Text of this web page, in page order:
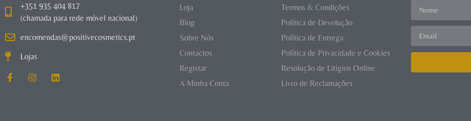
+351 935 404 817
(chamada para rede móvel nacional)
encomendas@positivecosmetics.pt
Lojas
Loja
Blog
Sobre Nós
Contactos
Registar
A Minha Conta
Termos & Condições
Política de Devolução
Política de Entrega
Política de Privacidade e Cookies
Resolução de Litígios Online
Livro de Reclamações